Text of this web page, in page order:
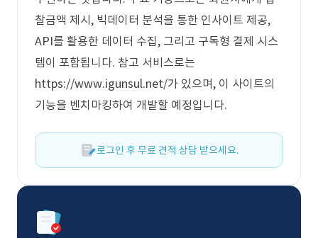
찰금액 제시, 빅데이터 분석을 통한 인사이트 제공,
API를 활용한 데이터 수집, 그리고 구독형 결제 시스
템이 포함됩니다. 참고 서비스로는
https://www.igunsul.net/가 있으며, 이 사이트의
기능을 벤치마킹하여 개발할 예정입니다.
로그인 후 무료 견적 상담 받으세요.